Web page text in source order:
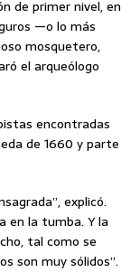
de primer nivel, en
—o lo más
mosquetero,
el arqueólogo
encontradas
de 1660 y parte
explicó.
en la tumba. Y la
tal como se
son muy sólidos”.